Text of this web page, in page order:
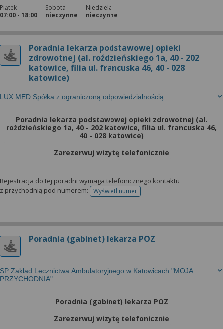
Piątek
07:00 - 18:00
Sobota
nieczynne
Niedziela
nieczynne
Poradnia lekarza podstawowej opieki
zdrowotnej (al. roździeńskiego 1a, 40 - 202
katowice, filia ul. francuska 46, 40 - 028
katowice)
LUX MED Spółka z ograniczoną odpowiedzialnością
Poradnia lekarza podstawowej opieki zdrowotnej (al.
roździeńskiego 1a, 40 - 202 katowice, filia ul. francuska 46,
40 - 028 katowice)
Zarezerwuj wizytę telefonicznie
Rejestracja do tej poradni wymaga telefonicznego kontaktu
z przychodnią pod numerem:
Wyświetl numertelefonu do rejestracji
Poradnia (gabinet) lekarza POZ
SP Zakład Lecznictwa Ambulatoryjnego w Katowicach "MOJA
PRZYCHODNIA"
Poradnia (gabinet) lekarza POZ
Zarezerwuj wizytę telefonicznie